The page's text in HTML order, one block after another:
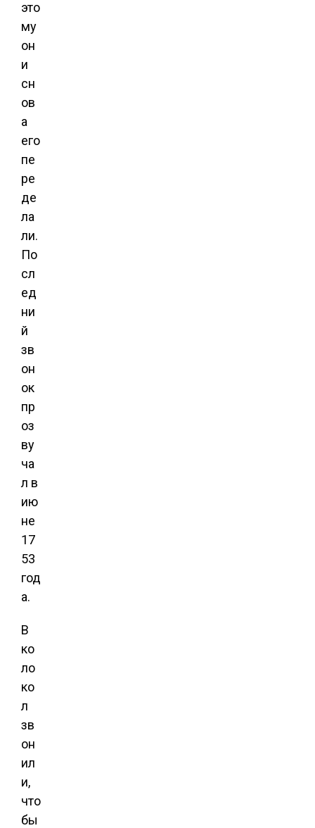
это
му
он
и
сн
ов
а
его
пе
ре
де
ла
ли.
По
сл
ед
ни
й
зв
он
ок
пр
оз
ву
ча
л в
ию
не
17
53
год
а.
В
ко
ло
ко
л
зв
он
ил
и,
что
бы